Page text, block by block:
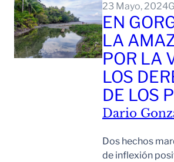
23 Mayo, 2024
EN
LA
POR LA
LOS
DE LOS
Dario
Dos hechos
de inflexión